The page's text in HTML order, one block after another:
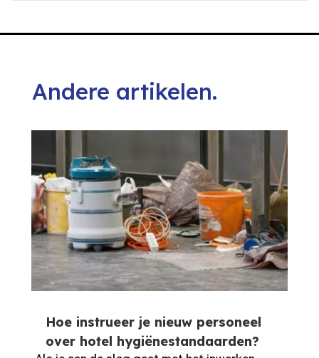
Andere artikelen.
Hoe instrueer je nieuw personeel
over hotel hygiënestandaarden?